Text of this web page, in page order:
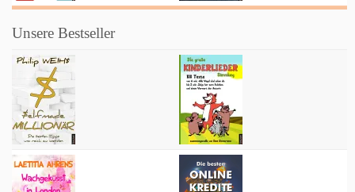
Unsere Bestseller